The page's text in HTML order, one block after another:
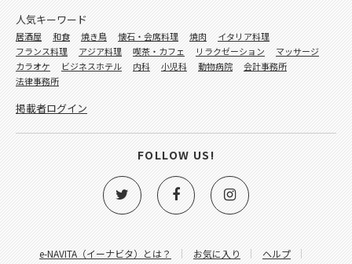
e-NAVITA（イーナビタ）とは？ お気に入り
ヘルプ
人気キーワード
居酒屋 和食 焼き鳥 懐石・会席料理 焼肉
イタリア料理
フランス料理
アジア料理 喫茶・カフェ リラクゼーション
マッサージ
カラオケ
ビジネスホテル 内科 小児科 動物病院
会計事務所
法律事務所
掲載者ログイン
FOLLOW US!